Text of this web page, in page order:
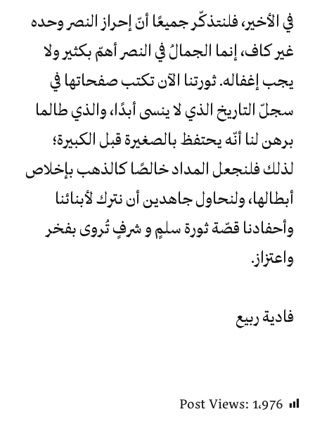
في الأخير، فلنتذكّر جميعًا أنّ إحراز النصر وحده
غير كاف، إنما الجمالُ في النصر أهمّ بكثير ولا
يجب إغفاله. ثورتنا الآن تكتب صفحاتها في
سجلّ التاريخ الذي لا ينسى أبدًا، والذي طالما
برهن لنا أنّه يحتفظ بالصغيرة قبل الكبيرة؛
لذلك فلنجعل المداد خالصًا كالذهب بإخلاص
أبطالها، ولنحاول جاهدين أن نترك لأبنائنا
وأحفادنا قصّة ثورة سلمٍ و شرفٍ تُروى بفخر
واعتزاز.
فادية ربيع
Post Views:1٬976